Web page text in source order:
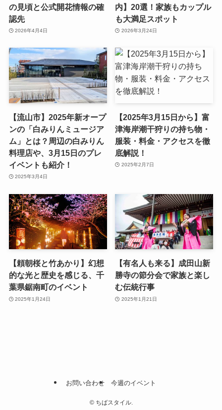
の見頃と公式開花情報の確
認先
2026年4月4日
内】20選！家族もカップル
も大満足スポット
2026年3月24日
【流山市】2025年新オープ
ンの「白みりんミュージア
ム」とは？周辺の白みりん
料理店や、3月15日のプレ
イベントも紹介！
2025年3月4日
【2025年3月15日から】富
津海岸潮干狩りの持ち物・
服装・料金・アクセスを徹
底解説！
2025年2月7日
【頼朝桜と竹あかり】幻想
的な光と歴史を感じる、千
葉県鋸南町のイベント
2025年1月24日
【有名人も来る】成田山新
勝寺の節分会で家族と楽し
む伝統行事
2025年1月21日
お問い合わせ 今週のイベント
©ちばスタイル.